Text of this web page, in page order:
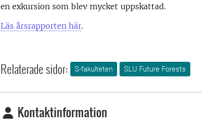
en exkursion som blev mycket uppskattad.
Läs årsrapporten här.
Relaterade sidor: S-fakulteten SLU Future Forests
Kontaktinformation